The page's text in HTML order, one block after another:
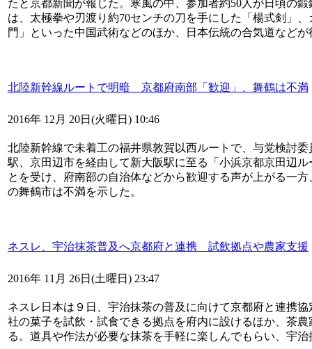
たと京都新聞が報じた。寒風の中、参加者約50人が日頃の
は、太極拳や刃渡り約70センチの刀を手にした「楊式剣」
門」といった中国武術などのほか、日本伝統の合気道などが
北陸新幹線ルートで明暗 京都府南部「歓迎」、舞鶴は不満
2016年 12月 20日(火曜日) 10:46
北陸新幹線で未着工の福井県敦賀以西ルートで、与党検討
駅、京田辺市を経由して新大阪駅に至る「小浜京都京田辺
とを受け、府南部の自治体などから歓迎する声が上がる一
の舞鶴市は不満を示した。
ネスレ、宇治抹茶普及へ京都府と連携 試飲拠点や農家支援
2016年 11月 26日(土曜日) 23:47
ネスレ日本は９日、宇治抹茶の普及に向けて京都府と連携
社の菓子を試飲・試食できる拠点を府内に設けるほか、茶
る。道具や作法が必要な抹茶を手軽に楽しんでもらい、宇